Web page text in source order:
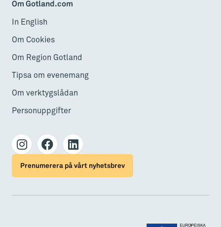
Om Gotland.com
In English
Om Cookies
Om Region Gotland
Tipsa om evenemang
Om verktygslådan
Personuppgifter
Prenumerera på vårt nyhetsbrev